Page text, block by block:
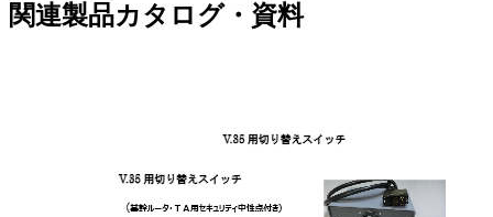
関連製品カタログ・資料